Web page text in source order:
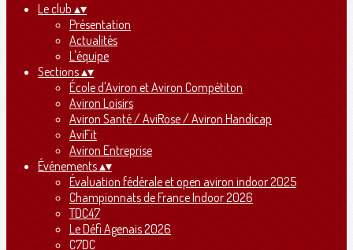
Le club ▴▾
Présentation
Actualités
L'équipe
Sections▴▾
École d'Aviron et Aviron Compétiton
Aviron Loisirs
Aviron Santé / AviRose / Aviron Handicap
AviFit
Aviron Entreprise
Événements▴▾
Évaluation fédérale et open aviron indoor 2025
Championnats de France Indoor 2026
TDC47
Le Défi Agenais 2026
C7DC